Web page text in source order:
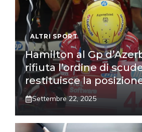
ALTRI SPORT
Hamilton al Gp
rifiuta l’ordine di
restituisce la
Settembre 22, 2025